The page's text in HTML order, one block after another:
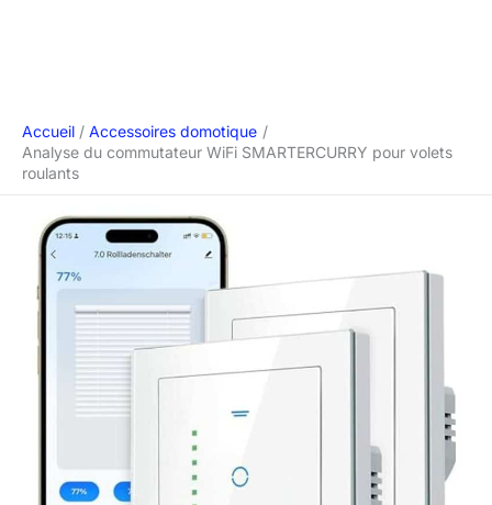
Accueil
Accessoires domotique
Analyse du commutateur WiFi SMARTERCURRY pour volets
roulants